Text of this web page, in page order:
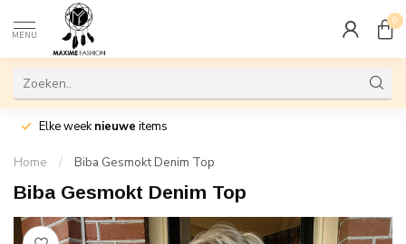
MENU
0
Elke weeknieuwe items
Home / Biba Gesmokt Denim Top
Biba Gesmokt Denim Top